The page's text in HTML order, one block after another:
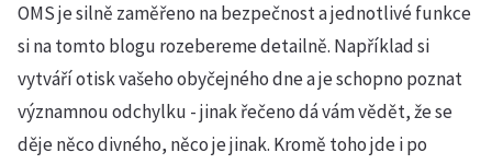
OMS je silně zaměřeno na bezpečnost a jednotlivé funkce
si na tomto blogu rozebereme detailně. Například si
vytváří otisk vašeho obyčejného dne a je schopno poznat
významnou odchylku - jinak řečeno dá vám vědět, že se
děje něco divného, něco je jinak. Kromě toho jde i po